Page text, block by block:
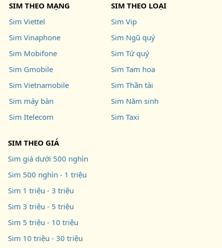
SIM THEO MẠNG
Sim Viettel
Sim Vinaphone
Sim Mobifone
Sim Gmobile
Sim Vietnamobile
Sim máy bàn
Sim Itelecom
SIM THEO LOẠI
Sim Vip
Sim Ngũ quý
Sim Tứ quý
Sim Tam hoa
Sim Thần tài
Sim Năm sinh
Sim Taxi
SIM THEO GIÁ
Sim giá dưới 500 nghìn
Sim 500 nghìn - 1 triệu
Sim 1 triệu - 3 triệu
Sim 3 triệu - 5 triệu
Sim 5 triệu - 10 triệu
Sim 10 triệu - 30 triệu